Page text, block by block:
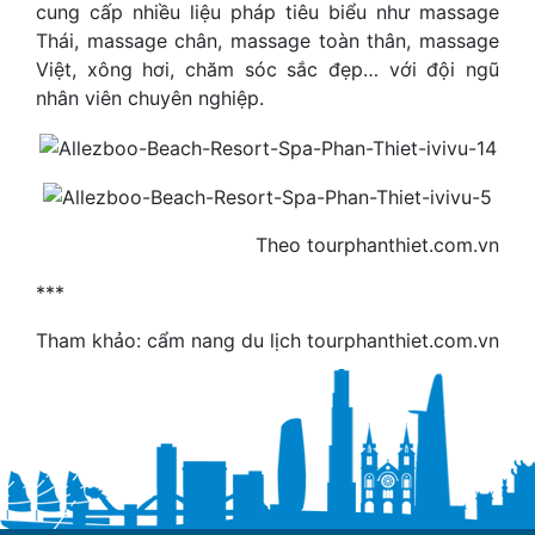
cung cấp nhiều liệu pháp tiêu biểu như massage
Thái, massage chân, massage toàn thân, massage
Việt, xông hơi, chăm sóc sắc đẹp… với đội ngũ
nhân viên chuyên nghiệp.
Theo tourphanthiet.com.vn
***
Tham khảo: cẩm nang du lịch tourphanthiet.com.vn